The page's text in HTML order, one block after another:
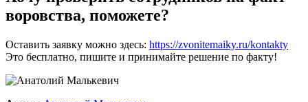
воровства, поможете?
Оставить заявку можно здесь: https://zvonitemaiky.ru/kontakty
Это бесплатно, пишите и принимайте решение по факту!